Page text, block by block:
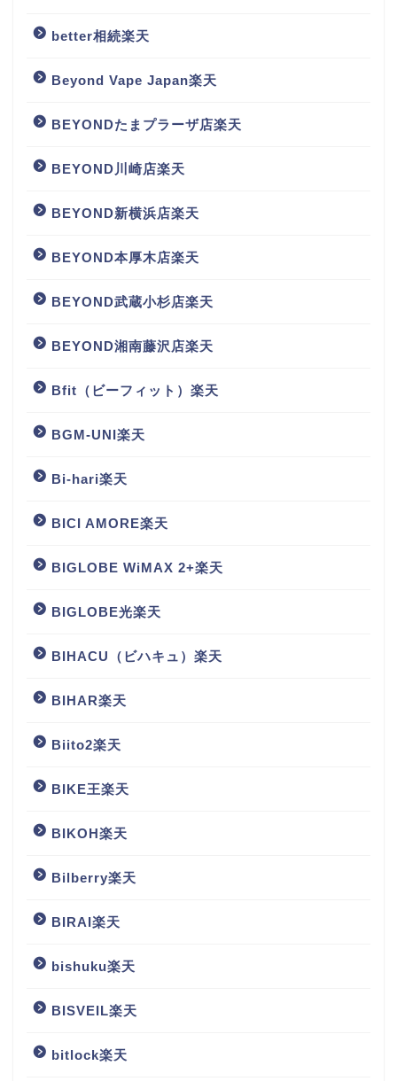
better相続楽天
Beyond Vape Japan楽天
BEYONDたまプラーザ店楽天
BEYOND川崎店楽天
BEYOND新横浜店楽天
BEYOND本厚木店楽天
BEYOND武蔵小杉店楽天
BEYOND湘南藤沢店楽天
Bfit（ビーフィット）楽天
BGM‐UNI楽天
Bi-hari楽天
BICI AMORE楽天
BIGLOBE WiMAX 2+楽天
BIGLOBE光楽天
BIHACU（ビハキュ）楽天
BIHAR楽天
Biito2楽天
BIKE王楽天
BIKOH楽天
Bilberry楽天
BIRAI楽天
bishuku楽天
BISVEIL楽天
bitlock楽天